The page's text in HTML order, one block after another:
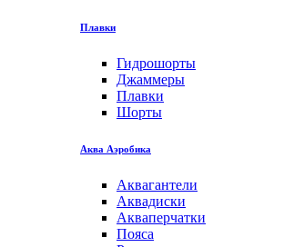
Плавки
Гидрошорты
Джаммеры
Плавки
Шорты
Аква Аэробика
Аквагантели
Аквадиски
Акваперчатки
Пояса